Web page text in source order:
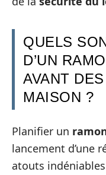
QUELS
D’UN
AVANT
MAISON ?
Planifier un
lancement d’une
atouts